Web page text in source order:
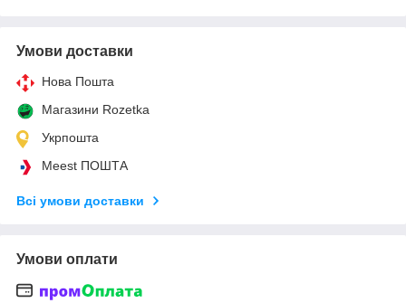
Умови доставки
Нова Пошта
Магазини Rozetka
Укрпошта
Meest ПОШТА
Всі умови доставки
Умови оплати